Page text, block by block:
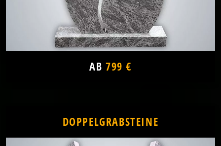
AB 799 €
DOPPELGRABSTEINE